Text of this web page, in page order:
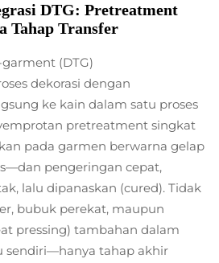
DTG: Pretreatment
Tahap Transfer
(DTG)
dekorasi dengan
ke kain dalam satu proses
pretreatment singkat
pada garmen berwarna gelap
pengeringan cepat,
lalu dipanaskan (cured). Tidak
bubuk perekat, maupun
pressing) tambahan dalam
sendiri—hanya tahap akhir